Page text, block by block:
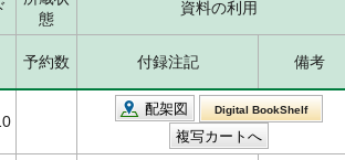
態
資料の利用
予約数 付録注記 備考
配架図 Digital BookShelf